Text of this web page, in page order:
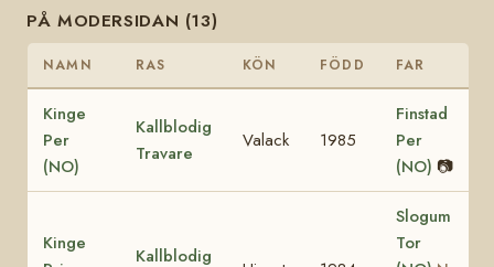
PÅ MODERSIDAN (13)
NAMN RAS KÖN FÖDD FAR
Kinge
Per
(NO)
Kallblodig
Travare
Valack 1985
Finstad
Per
(NO) 📷
Kinge
Kallblodig
Slogum
Tor